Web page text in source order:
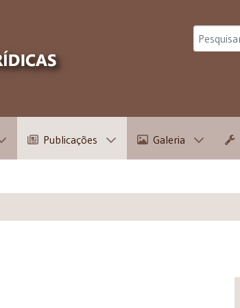
Publicações Galeria